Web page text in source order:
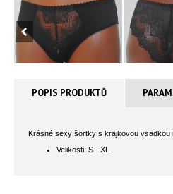
POPIS PRODUKTŮ
Krásné sexy šortky s krajkovou vsadkou
Velikosti: S - XL